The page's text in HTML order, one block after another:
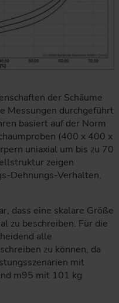
der Schäume
Messungen durchgeführt
basiert auf der Norm
(400 x 400 x
uniaxial um bis zu 70
zeigen
Dehnungs-Verhalten,
dass eine skalare Größe
zu beschreiben. Für die
alle
zu können, da
mit
m95 mit 101 kg